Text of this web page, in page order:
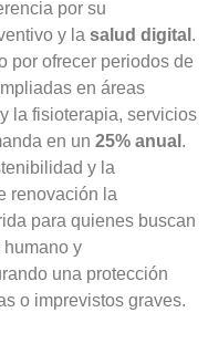
por su
y la salud digital .
por ofrecer periodos de
en áreas
y la fisioterapia, servicios
en un 25% anual .
y la
renovación la
para quienes buscan
y
una protección
o imprevistos graves.